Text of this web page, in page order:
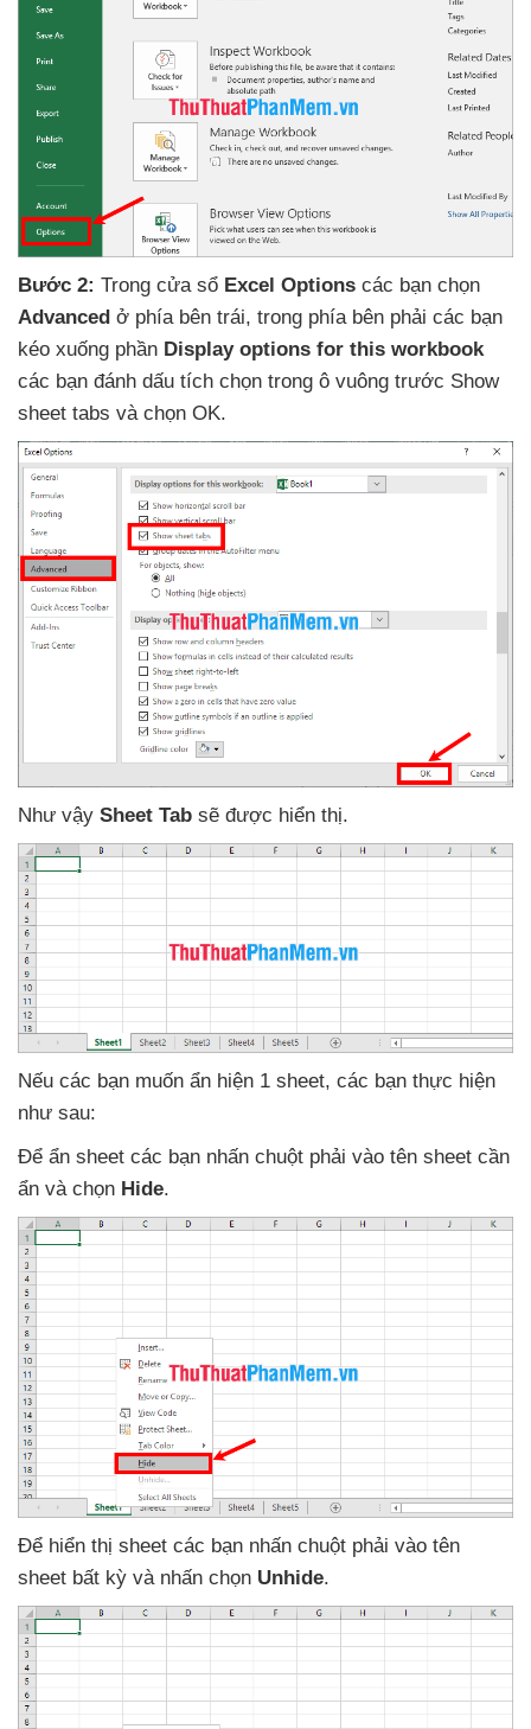
Bước 2: Trong cửa sổ Excel Options các bạn chọn
Advanced ở phía bên trái, trong phía bên phải các bạn
kéo xuống phần Display options for this workbook
các bạn đánh dấu tích chọn trong ô vuông trước Show
sheet tabs và chọn OK.
Như vậy Sheet Tab sẽ được hiển thị.
Nếu các bạn muốn ẩn hiện 1 sheet, các bạn thực hiện
như sau:
Để ẩn sheet các bạn nhấn chuột phải vào tên sheet cần
ẩn và chọn Hide.
Để hiển thị sheet các bạn nhấn chuột phải vào tên
sheet bất kỳ và nhấn chọn Unhide.